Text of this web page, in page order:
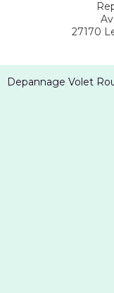
27170
Depannage Volet